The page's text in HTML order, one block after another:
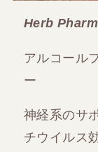
Herb Pharm
アルコール
ー
神経系のサ
チウイルス